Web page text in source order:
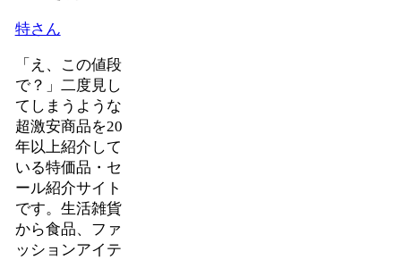
特さん
「え、この値段
で？」二度見し
てしまうような
超激安商品を20
年以上紹介して
いる特価品・セ
ール紹介サイト
です。生活雑貨
から食品、ファ
ッションアイテ